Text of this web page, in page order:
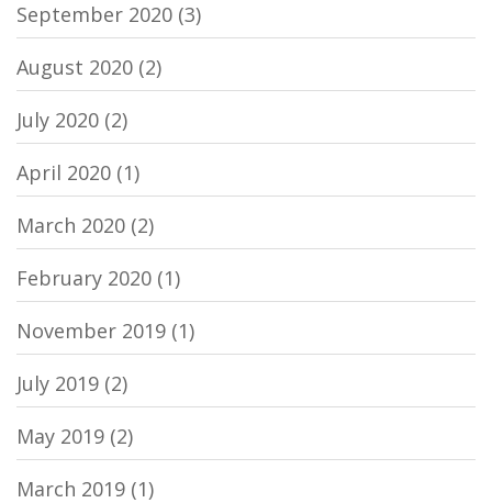
September 2020 (3)
August 2020 (2)
July 2020 (2)
April 2020 (1)
March 2020 (2)
February 2020 (1)
November 2019 (1)
July 2019 (2)
May 2019 (2)
March 2019 (1)